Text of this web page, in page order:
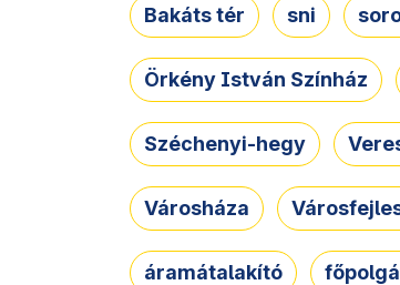
Bakáts tér sni
Örkény István Színház
Széchenyi-hegy
Városháza
áramátalakító